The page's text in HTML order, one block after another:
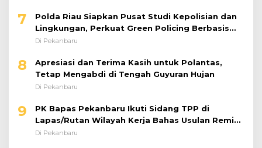
7
Polda Riau Siapkan Pusat Studi Kepolisian dan
Lingkungan, Perkuat Green Policing Berbasis
Riset
Di Pekanbaru
8
Apresiasi dan Terima Kasih untuk Polantas,
Tetap Mengabdi di Tengah Guyuran Hujan
Di Pekanbaru
9
PK Bapas Pekanbaru Ikuti Sidang TPP di
Lapas/Rutan Wilayah Kerja Bahas Usulan Remisi
Umum Jelang Hari Kemerdekaan
Di Pekanbaru